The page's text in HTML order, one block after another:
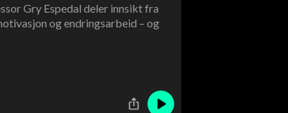
Gry Espedal deler innsikt fra
og endringsarbeid – og